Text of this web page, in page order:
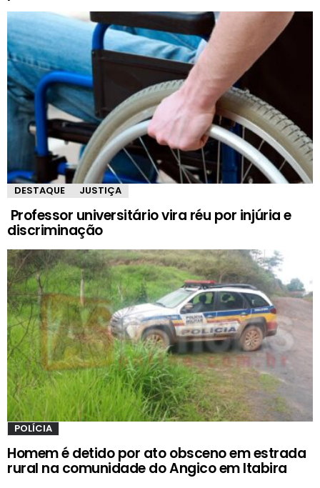
DESTAQUE JUSTIÇA
Professor universitário vira réu por injúria e
discriminação
POLÍCIA
Homem é detido por ato obsceno em estrada
rural na comunidade do Angico em Itabira